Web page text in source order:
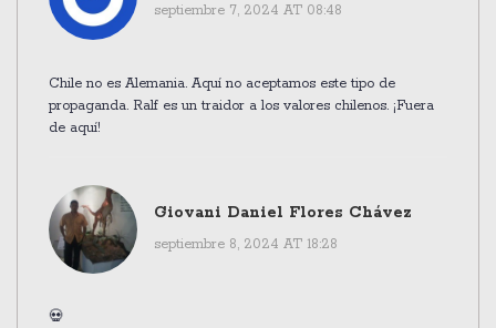
septiembre 7, 2024 AT 08:48
Chile no es Alemania. Aquí no aceptamos este tipo de
propaganda. Ralf es un traidor a los valores chilenos. ¡Fuera
de aquí!
Giovani Daniel Flores Chávez
septiembre 8, 2024 AT 18:28
💀